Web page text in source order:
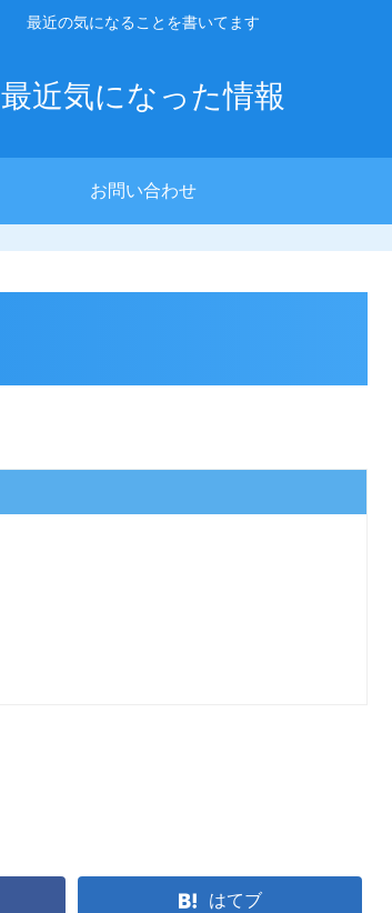
最近の気になることを書いてます
最近気になった情報
お問い合わせ
はてブ